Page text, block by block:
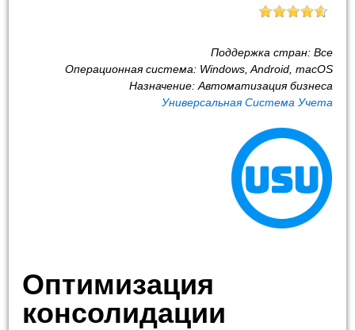
Поддержка стран: Все
Операционная система: Windows, Android, macOS
Назначение: Автоматизация бизнеса
Универсальная Система Учета
Оптимизация
консолидации